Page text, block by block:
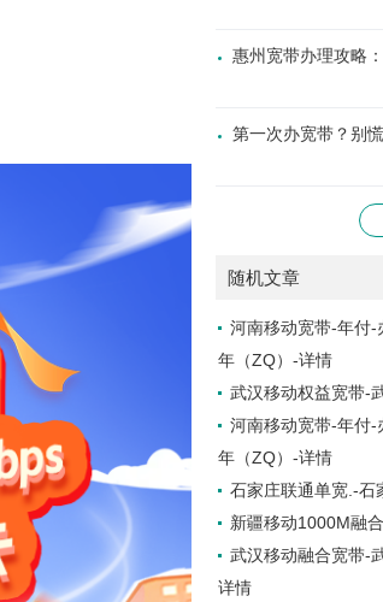
惠州宽带办理攻略
第一次办宽带？别
随机文章
河南移动宽带-年付-
年（ZQ）-详情
武汉移动权益宽带-
河南移动宽带-年付-
年（ZQ）-详情
石家庄联通单宽.-石
新疆移动1000M融
武汉移动融合宽带-
详情